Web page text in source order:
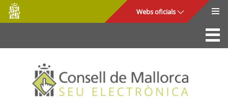
Salta al contingut principal
Consell
de
Mallorca
Webs oficials
La Seu
Consell de Mallorca
Accés i seguretat